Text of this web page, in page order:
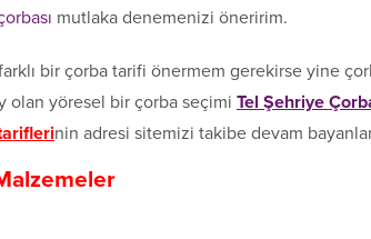
mutlaka denemenizi öneririm.
bir çorba tarifi önermem gerekirse yine
olan yöresel bir çorba seçimi Tel Şehriye
nin adresi sitemizi takibe devam